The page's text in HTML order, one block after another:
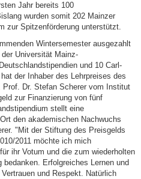
Jahr bereits 100
wurden somit 202 Mainzer
zur Spitzenförderung unterstützt.
Wintersemester ausgezahlt
Universität Mainz-
und 10 Carl-
der Inhaber des Lehrpreises des
Prof. Dr. Stefan Scherer vom Institut
zur Finanzierung von fünf
stellt eine
den akademischen Nachwuchs
"Mit der Stiftung des Preisgelds
2011 möchte ich mich
ihr Votum und die zum wiederholten
bedanken. Erfolgreiches Lernen und
und Respekt. Natürlich